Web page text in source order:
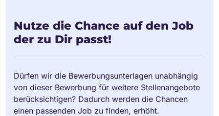
Nutze die Chance auf den Job
der zu Dir passt!
Dürfen wir die Bewerbungsunterlagen unabhängig
von dieser Bewerbung für weitere Stellenangebote
berücksichtigen? Dadurch werden die Chancen
einen passenden Job zu finden, erhöht.